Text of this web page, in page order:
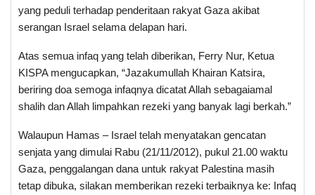
yang peduli terhadap penderitaan rakyat Gaza akibat
serangan Israel selama delapan hari.
Atas semua infaq yang telah diberikan, Ferry Nur, Ketua
KISPA mengucapkan, “Jazakumullah Khairan Katsira,
beriring doa semoga infaqnya dicatat Allah sebagaiamal
shalih dan Allah limpahkan rezeki yang banyak lagi berkah.”
Walaupun Hamas – Israel telah menyatakan gencatan
senjata yang dimulai Rabu (21/11/2012), pukul 21.00 waktu
Gaza, penggalangan dana untuk rakyat Palestina masih
tetap dibuka, silakan memberikan rezeki terbaiknya ke: Infaq